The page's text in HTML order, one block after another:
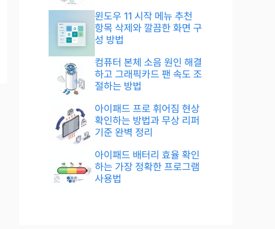
윈도우 11 시작 메뉴 추천
항목 삭제와 깔끔한 화면 구
성 방법
컴퓨터 본체 소음 원인 해결
하고 그래픽카드 팬 속도 조
절하는 방법
아이패드 프로 휘어짐 현상
확인하는 방법과 무상 리퍼
기준 완벽 정리
아이패드 배터리 효율 확인
하는 가장 정확한 프로그램
사용법